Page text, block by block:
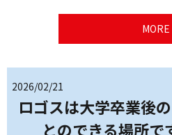
MORE
2026/02/21
ロゴスは大学卒業後
とのできる場所で